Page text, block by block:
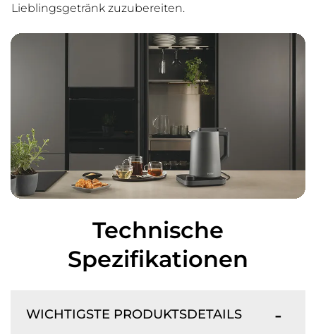
Lieblingsgetränk zuzubereiten.
Technische
Spezifikationen
WICHTIGSTE PRODUKTSDETAILS